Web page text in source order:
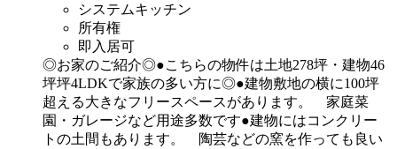
システムキッチン
所有権
即入居可
◎お家のご紹介◎●こちらの物件は土地278坪・建物46
坪坪4LDKで家族の多い方に◎●建物敷地の横に100坪
超える大きなフリースペースがあります。 家庭菜
園・ガレージなど用途多数です●建物にはコンクリー
トの土間もあります。 陶芸などの窯を作っても良い